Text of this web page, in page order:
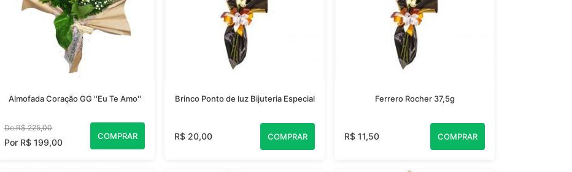
Almofada Coração GG ''Eu Te Amo''
De R$ 225,00
Por R$ 199,00
COMPRAR
Brinco Ponto de luz Bijuteria Especial
R$ 20,00 COMPRAR
Ferrero Rocher 37,5g
R$ 11,50 COMPRAR